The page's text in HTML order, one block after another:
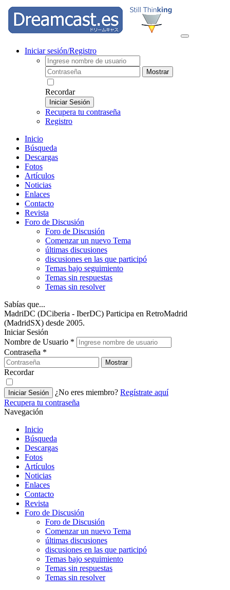
Iniciar sesión/Registro
Mostrar
Recordar
Iniciar Sesión
Recupera tu contraseña
Registro
Inicio
Búsqueda
Descargas
Fotos
Artículos
Noticias
Enlaces
Contacto
Revista
Foro de Discusión
Foro de Discusión
Comenzar un nuevo Tema
últimas discusiones
discusiones en las que participó
Temas bajo seguimiento
Temas sin respuestas
Temas sin resolver
Sabías que...
MadriDC (DCiberia - IberDC) Participa en RetroMadrid
(MadridSX) desde 2005.
Iniciar Sesión
Nombre de Usuario *
Contraseña *
Mostrar
Recordar
Iniciar Sesión ¿No eres miembro? Regístrate aquí
Recupera tu contraseña
Navegación
Inicio
Búsqueda
Descargas
Fotos
Artículos
Noticias
Enlaces
Contacto
Revista
Foro de Discusión
Foro de Discusión
Comenzar un nuevo Tema
últimas discusiones
discusiones en las que participó
Temas bajo seguimiento
Temas sin respuestas
Temas sin resolver